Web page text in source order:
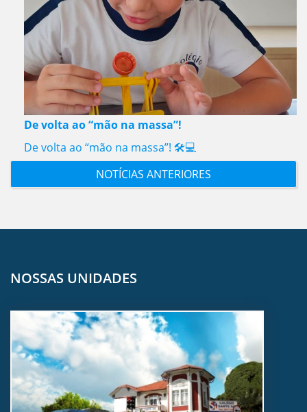
De volta ao “mão na massa”!
De volta ao “mão na massa”! 🛠️💻
NOTÍCIAS ANTERIORES
NOSSAS UNIDADES